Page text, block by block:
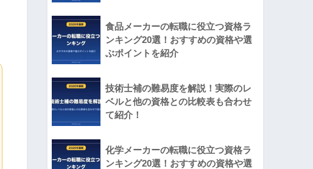
食品メーカーの転職に役立つ資格ラ
ンキング20選！おすすめの資格や選
ぶポイントを紹介
技術士補の難易度を解説！実際のレ
ベルと他の資格との比較表も合わせ
て紹介！
化学メーカーの転職に役立つ資格ラ
ンキング20選！おすすめの資格や選